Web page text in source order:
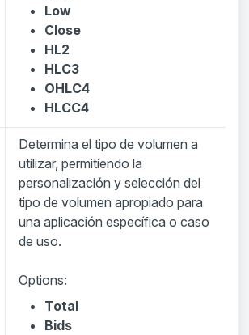
Low
Close
HL2
HLC3
OHLC4
HLCC4
Determina el tipo de volumen a
utilizar, permitiendo la
personalización y selección del
tipo de volumen apropiado para
una aplicación específica o caso
de uso.
Options:
Total
Bids